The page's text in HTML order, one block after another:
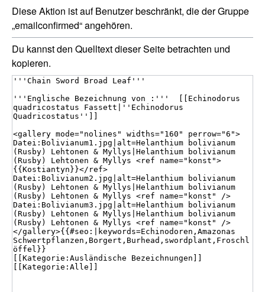
Diese Aktion ist auf Benutzer beschränkt, die der Gruppe
„emailconfirmed“ angehören.
Du kannst den Quelltext dieser Seite betrachten und
kopieren.